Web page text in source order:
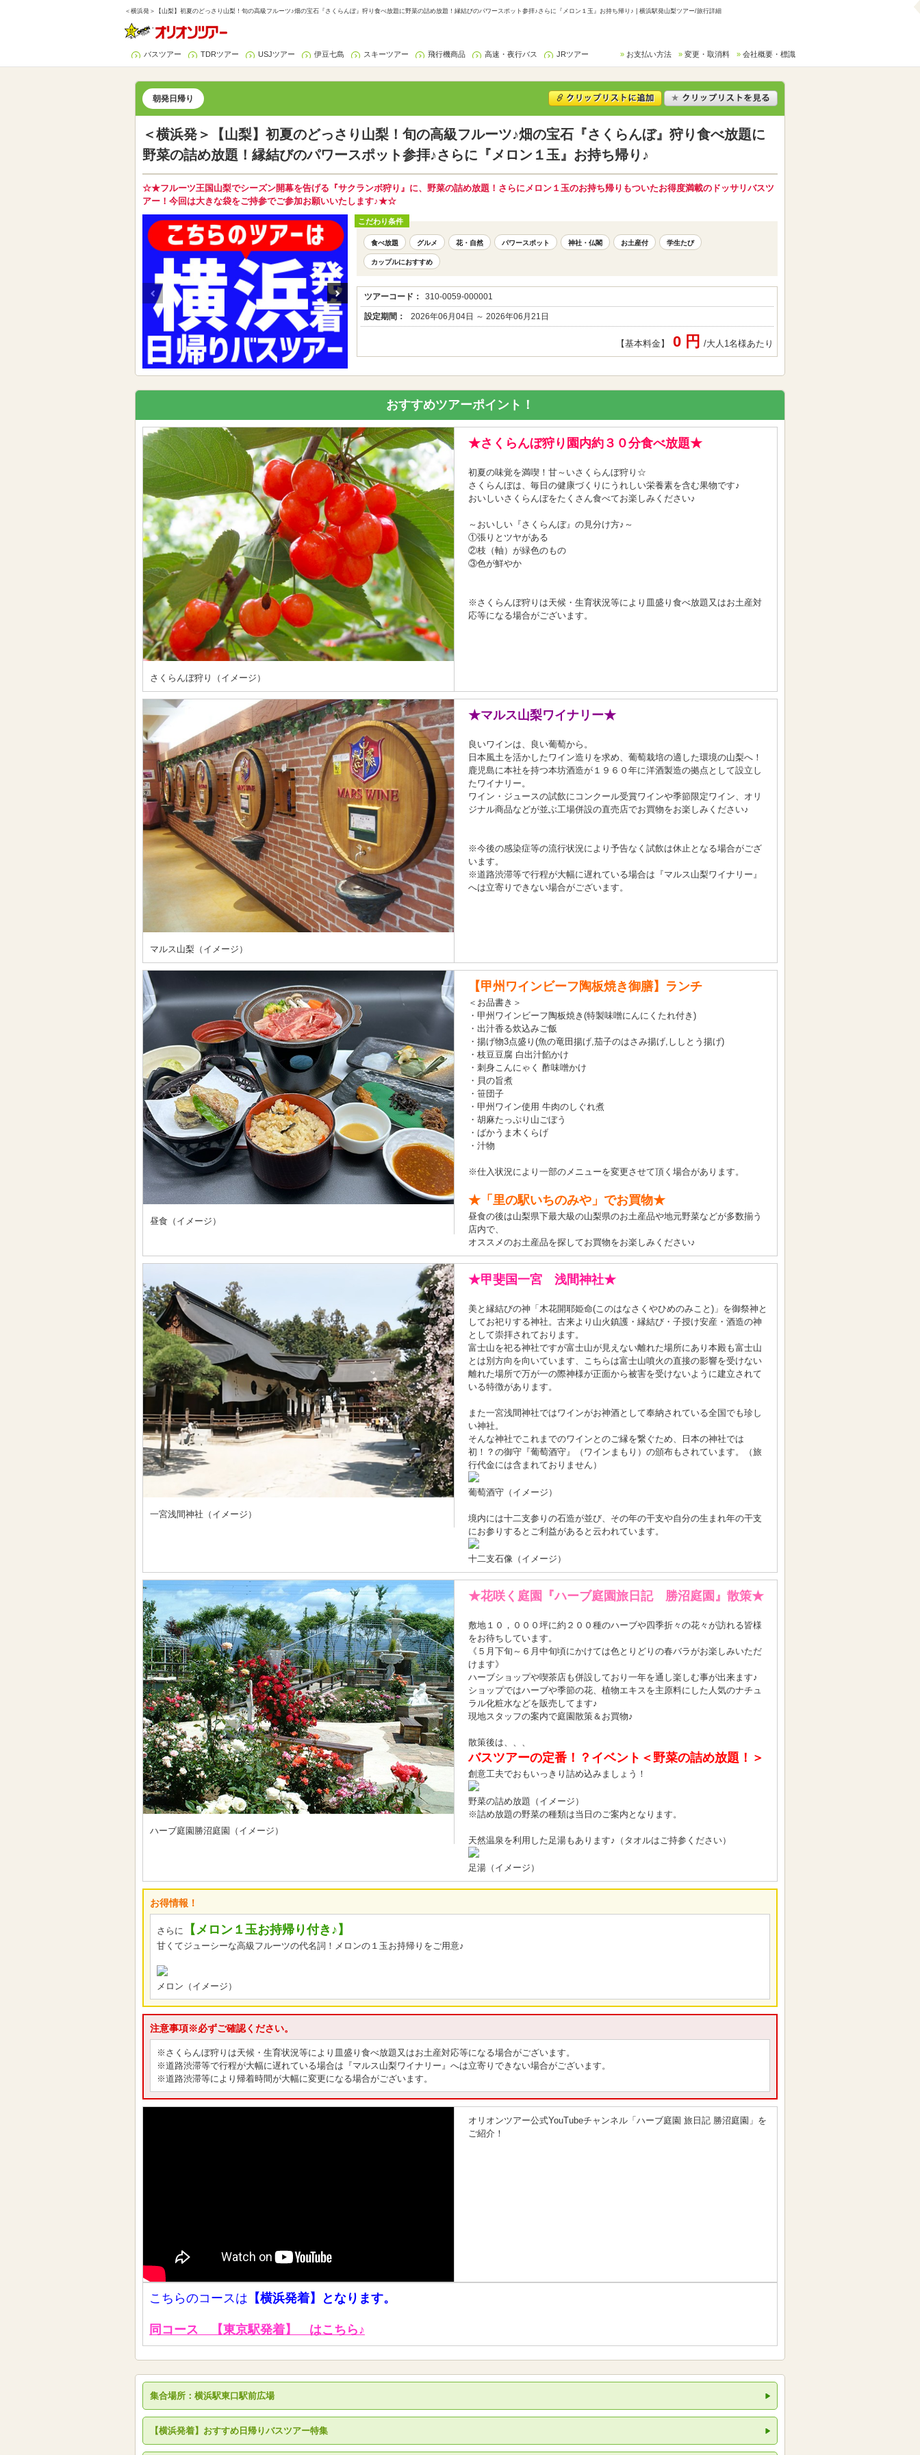
＜横浜発＞【山梨】初夏のどっさり山梨！旬の高級フルーツ♪畑の宝石『さくらんぼ』狩り食べ放題に野菜の詰め放題！縁結びのパワースポット参拝♪さらに『メロン１玉』お持ち帰り♪ | 横浜駅発山梨ツアー/旅行詳細
バスツアー TDRツアー USJツアー 伊豆七島 スキーツアー 飛行機商品 高速・夜行バス JRツアー お支払い方法 変更・取消料 会社概要・標識
朝発日帰り
＜横浜発＞【山梨】初夏のどっさり山梨！旬の高級フルーツ♪畑の宝石『さくらんぼ』狩り食べ放題に
野菜の詰め放題！縁結びのパワースポット参拝♪さらに『メロン１玉』お持ち帰り♪
☆★フルーツ王国山梨でシーズン開幕を告げる『サクランボ狩り』に、野菜の詰め放題！さらにメロン１玉のお持ち帰りもついたお得度満載のドッサリバスツ
アー！今回は大きな袋をご持参でご参加お願いいたします♪★☆
こだわり条件
食べ放題 グルメ 花・自然 パワースポット 神社・仏閣 お土産付 学生たび
カップルにおすすめ
ツアーコード： 310-0059-000001
設定期間： 2026年06月04日 ～ 2026年06月21日
【基本料金】 0 円 /大人1名様あたり
おすすめツアーポイント！
さくらんぼ狩り（イメージ）
★さくらんぼ狩り園内約３０分食べ放題★
初夏の味覚を満喫！甘～いさくらんぼ狩り☆
さくらんぼは、毎日の健康づくりにうれしい栄養素を含む果物です♪
おいしいさくらんぼをたくさん食べてお楽しみください♪
～おいしい『さくらんぼ』の見分け方♪～
①張りとツヤがある
②枝（軸）が緑色のもの
③色が鮮やか
※さくらんぼ狩りは天候・生育状況等により皿盛り食べ放題又はお土産対
応等になる場合がございます。
マルス山梨（イメージ）
★マルス山梨ワイナリー★
良いワインは、良い葡萄から。
日本風土を活かしたワイン造りを求め、葡萄栽培の適した環境の山梨へ！
鹿児島に本社を持つ本坊酒造が１９６０年に洋酒製造の拠点として設立し
たワイナリー。
ワイン・ジュースの試飲にコンクール受賞ワインや季節限定ワイン、オリ
ジナル商品などが並ぶ工場併設の直売店でお買物をお楽しみください♪
※今後の感染症等の流行状況により予告なく試飲は休止となる場合がござ
います。
※道路渋滞等で行程が大幅に遅れている場合は『マルス山梨ワイナリー』
へは立寄りできない場合がございます。
昼食（イメージ）
【甲州ワインビーフ陶板焼き御膳】ランチ
＜お品書き＞
・甲州ワインビーフ陶板焼き(特製味噌にんにくたれ付き)
・出汁香る炊込みご飯
・揚げ物3点盛り(魚の竜田揚げ,茄子のはさみ揚げ,ししとう揚げ)
・枝豆豆腐 白出汁餡かけ
・刺身こんにゃく 酢味噌かけ
・貝の旨煮
・笹団子
・甲州ワイン使用 牛肉のしぐれ煮
・胡麻たっぷり山ごぼう
・ばかうま木くらげ
・汁物
※仕入状況により一部のメニューを変更させて頂く場合があります。
★「里の駅いちのみや」でお買物★
昼食の後は山梨県下最大級の山梨県のお土産品や地元野菜などが多数揃う
店内で、
オススメのお土産品を探してお買物をお楽しみください♪
一宮浅間神社（イメージ）
★甲斐国一宮 浅間神社★
美と縁結びの神「木花開耶姫命(このはなさくやひめのみこと)」を御祭神と
してお祀りする神社。古来より山火鎮護・縁結び・子授け安産・酒造の神
として崇拝されております。
富士山を祀る神社ですが富士山が見えない離れた場所にあり本殿も富士山
とは別方向を向いています、こちらは富士山噴火の直接の影響を受けない
離れた場所で万が一の際神様が正面から被害を受けないように建立されて
いる特徴があります。
また一宮浅間神社ではワインがお神酒として奉納されている全国でも珍し
い神社。
そんな神社でこれまでのワインとのご縁を繋ぐため、日本の神社では
初！？の御守『葡萄酒守』（ワインまもり）の頒布もされています。（旅
行代金には含まれておりません）
葡萄酒守（イメージ）
境内には十二支参りの石造が並び、その年の干支や自分の生まれ年の干支
にお参りするとご利益があると云われています。
十二支石像（イメージ）
ハーブ庭園勝沼庭園（イメージ）
★花咲く庭園『ハーブ庭園旅日記 勝沼庭園』散策★
敷地１０，０００坪に約２００種のハーブや四季折々の花々が訪れる皆様
をお待ちしています。
《５月下旬～６月中旬頃にかけては色とりどりの春バラがお楽しみいただ
けます》
ハーブショップや喫茶店も併設しており一年を通し楽しむ事が出来ます♪
ショップではハーブや季節の花、植物エキスを主原料にした人気のナチュ
ラル化粧水などを販売してます♪
現地スタッフの案内で庭園散策＆お買物♪
散策後は、、、
バスツアーの定番！？イベント＜野菜の詰め放題！＞
創意工夫でおもいっきり詰め込みましょう！
野菜の詰め放題（イメージ）
※詰め放題の野菜の種類は当日のご案内となります。
天然温泉を利用した足湯もあります♪（タオルはご持参ください）
足湯（イメージ）
お得情報！
さらに 【メロン１玉お持帰り付き♪】
甘くてジューシーな高級フルーツの代名詞！メロンの１玉お持帰りをご用意♪
メロン（イメージ）
注意事項※必ずご確認ください。
※さくらんぼ狩りは天候・生育状況等により皿盛り食べ放題又はお土産対応等になる場合がございます。
※道路渋滞等で行程が大幅に遅れている場合は『マルス山梨ワイナリー』へは立寄りできない場合がございます。
※道路渋滞等により帰着時間が大幅に変更になる場合がございます。
オリオンツアー公式YouTubeチャンネル「ハーブ庭園 旅日記 勝沼庭園」を
ご紹介！
こちらのコースは 【横浜発着】となります。
同コース 【東京駅発着】 はこちら♪
集合場所：横浜駅東口駅前広場
【横浜発着】おすすめ日帰りバスツアー特集